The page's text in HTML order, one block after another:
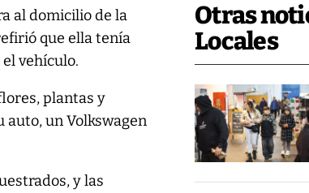
Otras
Locales
al domicilio de la
que ella tenía
vehículo.
plantas y
auto, un Volkswagen
y las